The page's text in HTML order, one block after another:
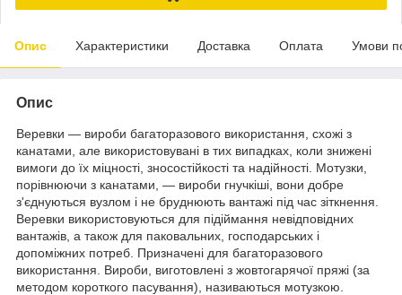
Опис Характеристики Доставка Оплата Умови
Опис
Веревки — вироби багаторазового використання, схожі з
канатами, але використовувані в тих випадках, коли знижені
вимоги до їх міцності, зносостійкості та надійності. Мотузки,
порівнюючи з канатами, — вироби гнучкіші, вони добре
з'єднуються вузлом і не бруднюють вантажі під час зіткнення.
Веревки використовуються для підіймання невідповідних
вантажів, а також для паковальних, господарських і
допоміжних потреб. Призначені для багаторазового
використання. Вироби, виготовлені з жовтогарячої пряжі (за
методом короткого пасування), називаються мотузкою.